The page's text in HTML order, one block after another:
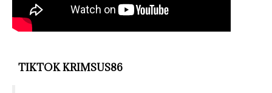
TIKTOK KRIMSUS86